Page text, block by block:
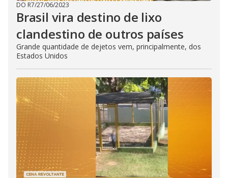
DO R7/27/06/2023
Brasil vira destino de lixo
clandestino de outros países
Grande quantidade de dejetos vem, principalmente, dos
Estados Unidos